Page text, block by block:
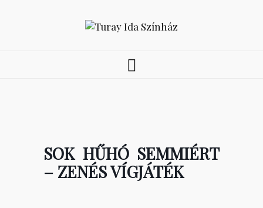
SOK HŰHÓ SEMMIÉRT
– ZENÉS VÍGJÁTÉK